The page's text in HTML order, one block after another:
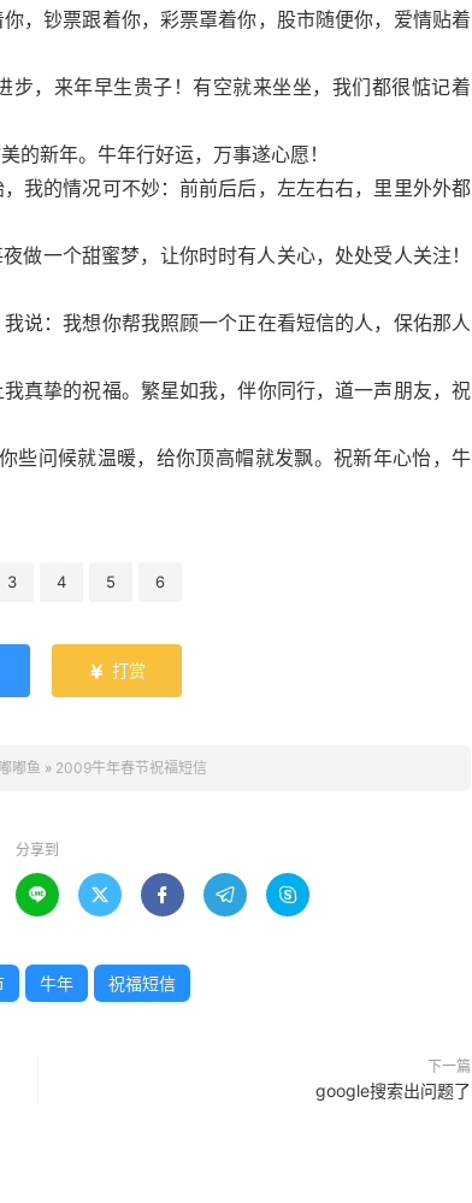
，钞票跟着你，彩票罩着你，股市随便你，爱情贴着
，来年早生贵子！有空就来坐坐，我们都很惦记着
的新年。牛年行好运，万事遂心愿！
我的情况可不妙：前前后后，左左右右，里里外外都
做一个甜蜜梦，让你时时有人关心，处处受人关注！
说：我想你帮我照顾一个正在看短信的人，保佑那人
真挚的祝福。繁星如我，伴你同行，道一声朋友，祝
些问候就温暖，给你顶高帽就发飘。祝新年心怡，牛
3 4 5 6
 打赏
嘟嘟鱼 » 2009牛年春节祝福短信
分享到
    
牛年 祝福短信
下一篇
google搜索出问题了